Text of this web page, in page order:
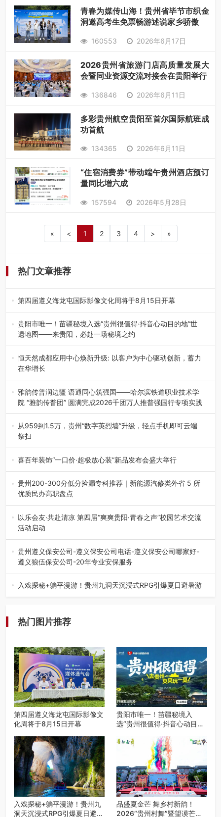
青春为媒传山海！贵州省毕节市织金
洞邀高考生免票畅游述说家乡骄傲
160553 2026年6月17日
2026贵州省旅游门店高质量发展大
会暨同业资源交流对接会在贵阳举行
136846 2026年6月11日
多彩贵州航空贵阳至首尔国际航班成
功首航
134365 2026年6月11日
“住宿消费券”带动端午贵州酒店预订
量同比增六成
157594 2026年5月28日
« < 1 2 3 4 > »
热门文章推荐
第四届遵义海龙屯国际影像文化周将于8月15日开幕
8月7日，第四届遵义海龙屯国际影像文化周媒体通气会在世
界文化遗产地海龙屯核心景区…
贵阳市唯一！苗疆秘境入选“贵州很值得·抖音心动目的地”世
遗地图——来贵阳，必赴一场秘境之约
2026年7月21日，2026年“贵州很值得”暨抖音“心动目的
地”（贵州站）主题…
恒天然成都应用中心焕新升级: 以客户为中心驱动创新，蓄力
在华增长
融合全球研发实力与本土洞察，深化客户共创，赋能西南市
场创新发展 （7月27日，成…
雅韵传普润边疆 语通同心筑强国——哈尔滨铁道职业技术学
院 “雅韵传普团” 圆满完成2026千团万人推普强国行专项实践
为扎实推进2026“千团万人推普强国行”大学生暑期社会实
践，牢牢紧扣 “雅韵传普…
从959到1.5万，贵州“数字英烈墙”升级，轻点手机即可云端
祭扫
八一建军节到来之际，由贵州省退役军人事务厅指导，贵阳
市退役军人事务局联合贵州广电…
喜百年装饰“一口价·超极放心装”新品发布会盛大举行
2026年7月31日，喜百年装饰“一口价·超极放心装”新品发布
会在贵阳隆重举行。…
贵州200-300分低分捡漏专科推荐｜新能源汽修类外省 5 所
优质民办高职盘点
在贵州省高考志愿填报体系中，200至300分数段考生可选择
的省内工科、新能源汽车…
以乐会友·共赴清凉 第四届“爽爽贵阳·青春之声”校园艺术交流
活动启动
七月的贵阳，清风送爽，第四届“爽爽贵阳·青春之声”校园管
弦乐（合唱）艺术交流活动…
贵州遵义保安公司-遵义保安公司电话-遵义保安公司哪家好-
遵义狼伍保安公司-20年专业安保服务
在遵义，不管是企业园区运营、小区物业管理、建筑工地施
工、商业商场经营，还是举办各…
入戏探秘+躺平漫游！贵州九洞天沉浸式RPG引爆夏日避暑游
热门图片推荐
第四届遵义海龙屯国际影像文
化周将于8月15日开幕
贵阳市唯一！苗疆秘境入
选“贵州很值得·抖音心动目的
赴一场秘境之约
入戏探秘+躺平漫游！贵州九
洞天沉浸式RPG引爆夏日避暑
品盛夏金芒 舞乡村新韵！
2026“贵州村舞”暨望谟芒果